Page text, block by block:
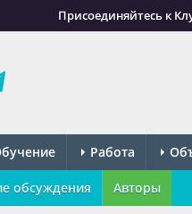
Присоединяйтесь к
Работа
обсуждения Авторы